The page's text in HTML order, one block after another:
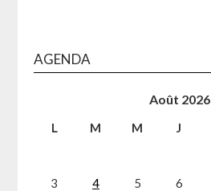
AGENDA
Août 2026
L M M J
3 4 5 6